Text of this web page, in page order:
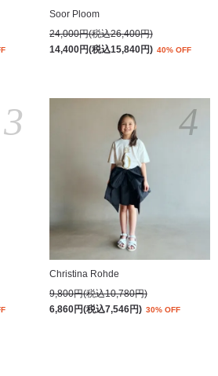
Soor Ploom
24,000円(税込26,400円)
14,400円(税込15,840円) 40% OFF
3
Christina Rohde
9,800円(税込10,780円)
6,860円(税込7,546円) 30% OFF
4